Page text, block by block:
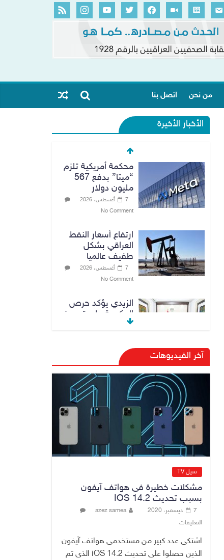
من نحن اتصل بنا
الأخبار الأخيرة
محكمة أمريكية تلزم
“ميتا” بدفع 567
مليون دولار
7 أغسطس، 2026
No Comment
ارتفاع أسعار النفط
العراقي بشكل
طفيف عالميا
7 أغسطس، 2026
No Comment
الزيدي يؤكد حرص
الحكومة على ترسيخ
علاقات التعاون مع
No Comment
وزارة الداخلية:
الحدود العراقية
تشهد مستوى عالياً
من الأمن والاستقرار
موظفي بلدية
الناصرية ومعقبين
ضبطت بحوزتهم
مستندات وأختام
مزورة
7 أغسطس، 2026 No Comment
آخر الفيديوهات
سيل TV
مشكلات خطيرة فى هواتف آيفون
بسبب تحديث IOS 14.2
7 ديسمبر، 2020
azez samea
التعليقات
اشتكى عدد كبير من مستخدمى هواتف آيفون
الذين حصلوا على تحديث iOS 14.2 الذى تم